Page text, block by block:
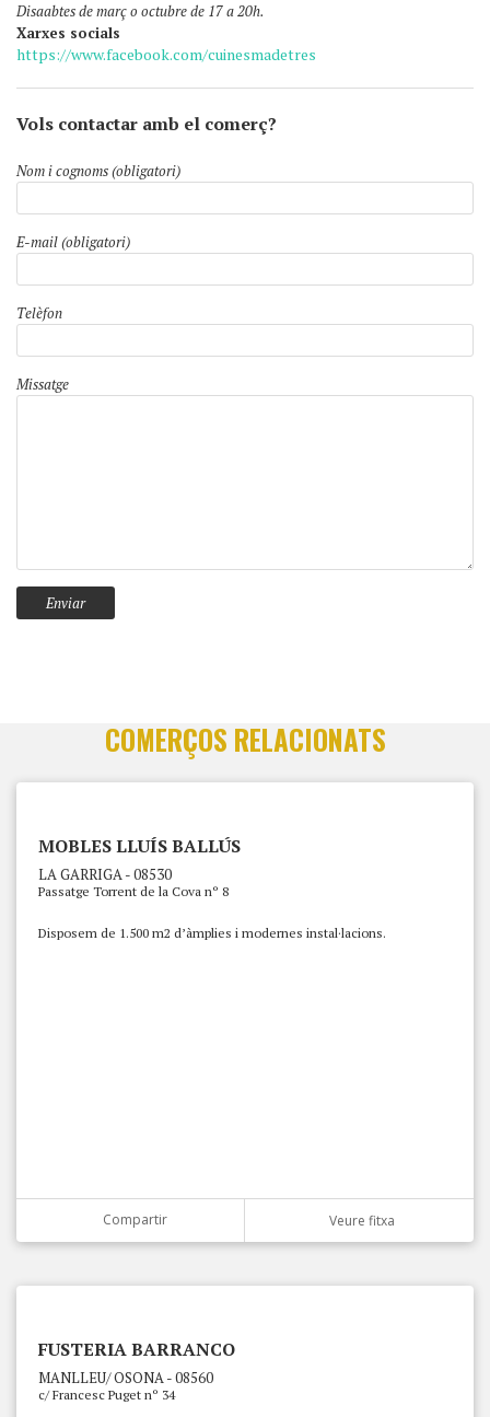
Disaabtes de març o octubre de 17 a 20h.
Xarxes socials
https://www.facebook.com/cuinesmadetres
Vols contactar amb el comerç?
Nom i cognoms (obligatori)
E-mail (obligatori)
Telèfon
Missatge
COMERÇOS RELACIONATS
MOBLES LLUÍS BALLÚS
LA GARRIGA - 08530
Passatge Torrent de la Cova nº 8
Disposem de 1.500 m2 d’àmplies i modernes instal·lacions.
Compartir Veure fitxa
FUSTERIA BARRANCO
MANLLEU/ OSONA - 08560
c/ Francesc Puget nº 34